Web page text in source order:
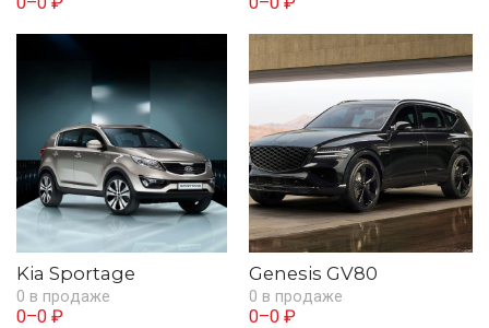
Kia Sportage
0 в продаже
0–0 ₽
Genesis GV80
0 в продаже
0–0 ₽